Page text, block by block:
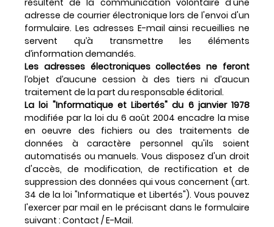
adresse de courrier électronique lors de l'envoi d'un
formulaire. Les adresses E-mail ainsi recueillies ne
servent qu’à transmettre les éléments
d’information demandés.
Les adresses électroniques collectées ne feront
l’objet d’aucune cession à des tiers ni d’aucun
traitement de la part du responsable éditorial.
La loi "Informatique et Libertés" du 6 janvier 1978
modifiée par la loi du 6 août 2004 encadre la mise
en oeuvre des fichiers ou des traitements de
données à caractère personnel qu'ils soient
automatisés ou manuels. Vous disposez d'un droit
d'accès, de modification, de rectification et de
suppression des données qui vous concernent (art.
34 de la loi "Informatique et Libertés"). Vous pouvez
l'exercer par mail en le précisant dans le formulaire
suivant : Contact / E-Mail.